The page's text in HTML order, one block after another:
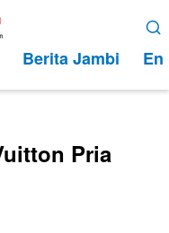
Berita Jambi
Pria